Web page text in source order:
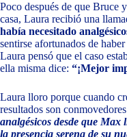
Poco después de que Bruce
casa, Laura recibió una
había necesitado
sentirse afortunados de
Laura pensó que el caso
ella misma dice: “¡Mejor
Laura lloro porque cuando
resultados son
analgésicos desde que
la presencia serena de su